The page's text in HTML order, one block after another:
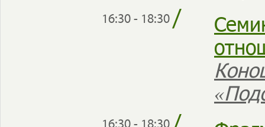
16:30 - 18:30/